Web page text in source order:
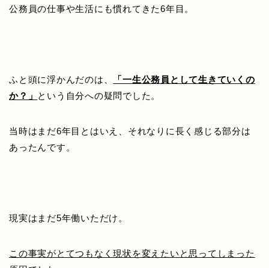
公務員の仕事や生活にも慣れてきた6年目。
ふと頭に浮かんだのは、
「一生公務員として生きていくの
か？」 という自分への疑問でした。
当時はまだ6年目とはいえ、それなりに長く感じる部分は
あったんです。
現実はまだ5年働いただけ。
この事実がとてつもなく現状を変えたいと思ってしまった